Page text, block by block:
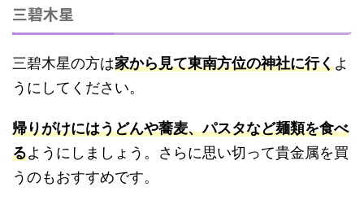
三碧木星
三碧木星の方は家から見て東南方位の神社に行くよ
うにしてください。
帰りがけにはうどんや蕎麦、パスタなど麺類を食べ
るようにしましょう。さらに思い切って貴金属を買
うのもおすすめです。